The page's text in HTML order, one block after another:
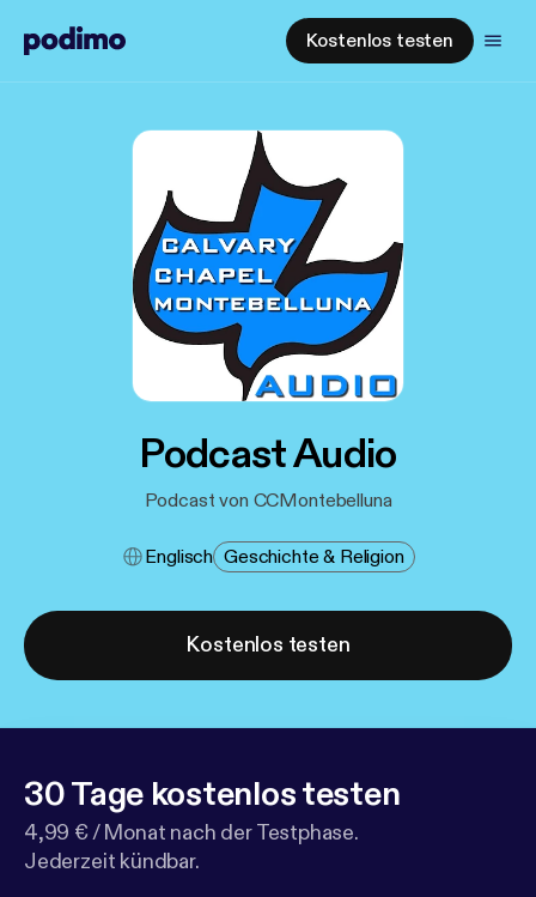
Kostenlos testen
Podcast Audio
Podcast von CCMontebelluna
Englisch Geschichte & Religion
Kostenlos testen
30 Tage kostenlos testen
4,99 € / Monat nach der Testphase.
Jederzeit kündbar.